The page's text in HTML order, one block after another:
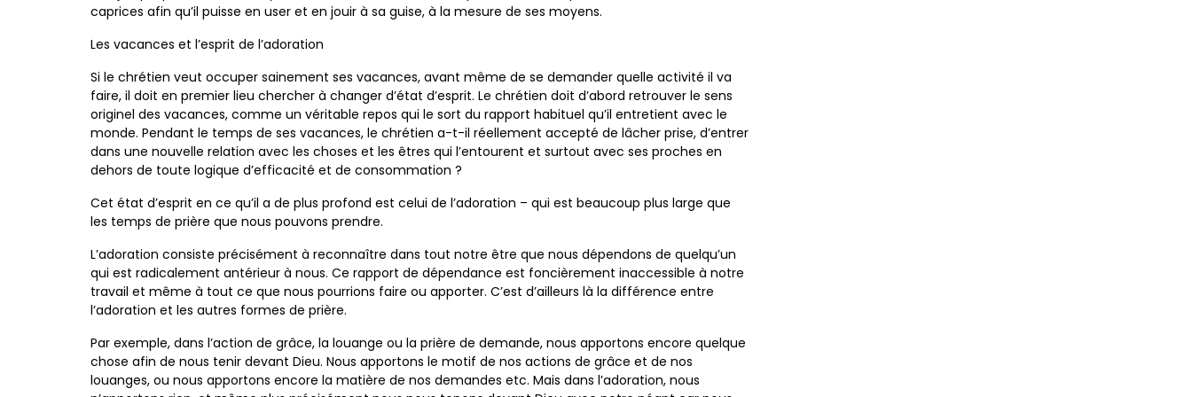
caprices afin qu’il puisse en user et en jouir à sa guise, à la mesure de ses moyens.
Les vacances et l’esprit de l’adoration
Si le chrétien veut occuper sainement ses vacances, avant même de se demander quelle activité il va
faire, il doit en premier lieu chercher à changer d’état d’esprit. Le chrétien doit d’abord retrouver le sens
originel des vacances, comme un véritable repos qui le sort du rapport habituel qu’il entretient avec le
monde. Pendant le temps de ses vacances, le chrétien a-t-il réellement accepté de lâcher prise, d’entrer
dans une nouvelle relation avec les choses et les êtres qui l’entourent et surtout avec ses proches en
dehors de toute logique d’efficacité et de consommation ?
Cet état d’esprit en ce qu’il a de plus profond est celui de l’adoration – qui est beaucoup plus large que
les temps de prière que nous pouvons prendre.
L’adoration consiste précisément à reconnaître dans tout notre être que nous dépendons de quelqu’un
qui est radicalement antérieur à nous. Ce rapport de dépendance est foncièrement inaccessible à notre
travail et même à tout ce que nous pourrions faire ou apporter. C’est d’ailleurs là la différence entre
l’adoration et les autres formes de prière.
Par exemple, dans l’action de grâce, la louange ou la prière de demande, nous apportons encore quelque
chose afin de nous tenir devant Dieu. Nous apportons le motif de nos actions de grâce et de nos
louanges, ou nous apportons encore la matière de nos demandes etc. Mais dans l’adoration, nous